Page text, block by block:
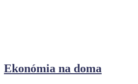
Ekonómia na doma